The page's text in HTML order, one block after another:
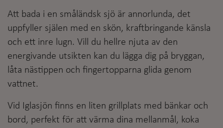
Att bada i en småländsk sjö är annorlunda, det
uppfyller själen med en skön, kraftbringande känsla
och ett inre lugn. Vill du hellre njuta av den
energivande utsikten kan du lägga dig på bryggan,
låta nästippen och fingertopparna glida genom
vattnet.
Vid Iglasjön finns en liten grillplats med bänkar och
bord, perfekt för att värma dina mellanmål, koka